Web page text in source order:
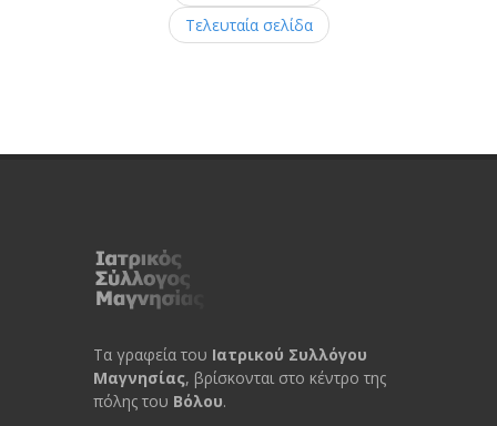
Τελευταία σελίδα
Τα γραφεία του Ιατρικού Συλλόγου
Μαγνησίας, βρίσκονται στο κέντρο της
πόλης του Βόλου.